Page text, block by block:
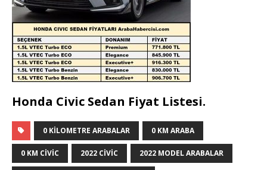
Honda Civic Sedan Fiyat Listesi.
0 KILOMETRE ARABALAR 0 KM ARABA
0 KM CIVIC 2022 CIVIC 2022 MODEL ARABALAR